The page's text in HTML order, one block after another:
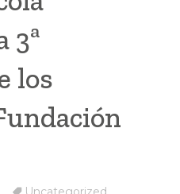
3ª
los